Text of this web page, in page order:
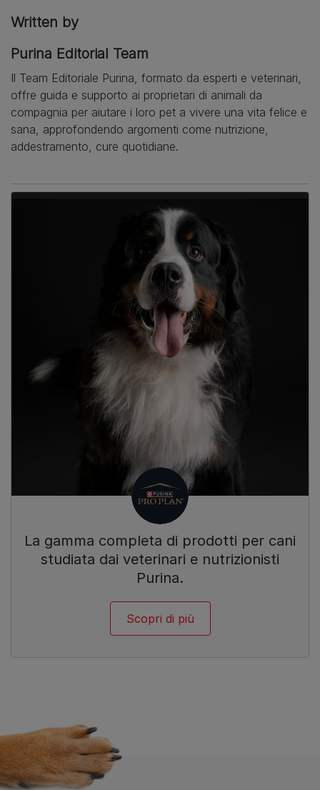
Written by
Purina Editorial Team
Il Team Editoriale Purina, formato da esperti e veterinari,
offre guida e supporto ai proprietari di animali da
compagnia per aiutare i loro pet a vivere una vita felice e
sana, approfondendo argomenti come nutrizione,
addestramento, cure quotidiane.
La gamma completa di prodotti per cani
studiata dai veterinari e nutrizionisti
Purina.
Scopri di più